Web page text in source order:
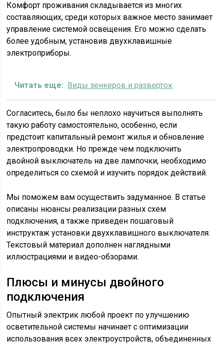
Комфорт проживания складывается из многих
составляющих, среди которых важное место занимает
управление системой освещения. Его можно сделать
более удобным, установив двухклавишные
электроприборы.
Читать еще: Виды зенкеров и разверток
Согласитесь, было бы неплохо научиться выполнять
такую работу самостоятельно, особенно, если
предстоит капитальный ремонт жилья и обновление
электропроводки. Но прежде чем подключить
двойной выключатель на две лампочки, необходимо
определиться со схемой и изучить порядок действий.
Мы поможем вам осуществить задуманное. В статье
описаны нюансы реализации разных схем
подключения, а также приведен пошаговый
инструктаж установки двухклавишного выключателя.
Текстовый материал дополнен наглядными
иллюстрациями и видео-обзорами.
Плюсы и минусы двойного
подключения
Опытный электрик любой проект по улучшению
осветительной системы начинает с оптимизации
использования всех электроустройств, объединенных